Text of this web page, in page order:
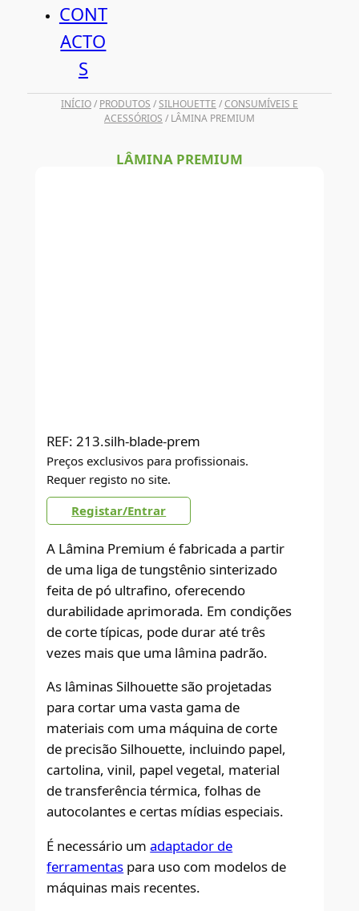
CONT
ACTO
S
INÍCIO/ PRODUTOS /SILHOUETTE /CONSUMÍVEIS E
ACESSÓRIOS / LÂMINA PREMIUM
LÂMINA PREMIUM
REF: 213.silh-blade-prem
Preços exclusivos para profissionais.
Requer registo no site.
Registar/Entrar
A Lâmina Premium é fabricada a partir
de uma liga de tungstênio sinterizado
feita de pó ultrafino, oferecendo
durabilidade aprimorada. Em condições
de corte típicas, pode durar até três
vezes mais que uma lâmina padrão.
As lâminas Silhouette são projetadas
para cortar uma vasta gama de
materiais com uma máquina de corte
de precisão Silhouette, incluindo papel,
cartolina, vinil, papel vegetal, material
de transferência térmica, folhas de
autocolantes e certas mídias especiais.
É necessário umadaptador de
ferramentas para uso com modelos de
máquinas mais recentes.